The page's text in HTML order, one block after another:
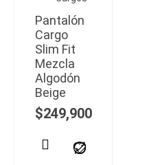
Pantalón
Cargo
Slim Fit
Mezcla
Algodón
Beige
$249,900